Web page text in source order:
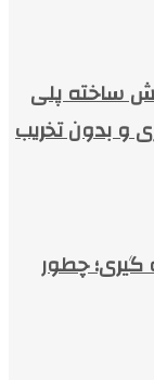
ساخته پلی
و بدون تخریب
گیری؛ چطور